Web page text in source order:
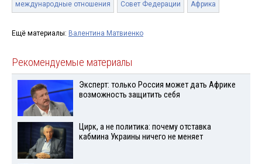
международные отношения Совет Федерации Африка
Ещё материалы: Валентина Матвиенко
Рекомендуемые материалы
Эксперт: только Россия может дать Африке
возможность защитить себя
Цирк, а не политика: почему отставка
кабмина Украины ничего не меняет